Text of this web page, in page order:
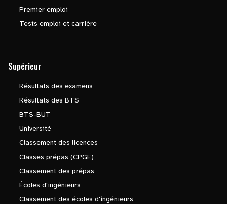
Premier emploi
Tests emploi et carrière
Supérieur
Résultats des examens
Résultats des BTS
BTS-BUT
Université
Classement des licences
Classes prépas (CPGE)
Classement des prépas
Écoles d'ingénieurs
Classement des écoles d'ingénieurs